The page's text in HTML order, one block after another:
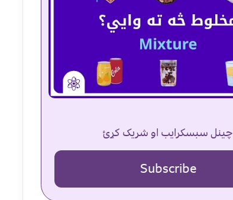
چینل سبسکرایب او شریک کړئ
Subscribe